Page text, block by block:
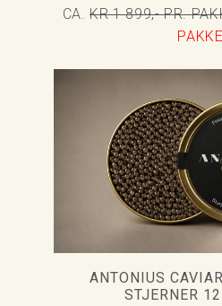
CA.KR 1 899,- PR.
PAKKE
ANTONIUS
STJERNER